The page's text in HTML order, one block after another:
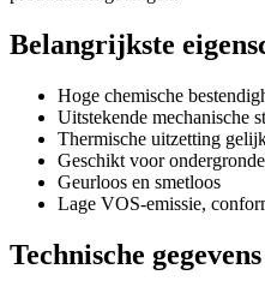
Belangrijkste
Hoge chemische
Uitstekende mechanische
Thermische uitzetting
Geschikt voor
Geurloos en smetloos
Lage VOS-emissie,
Technische gegevens